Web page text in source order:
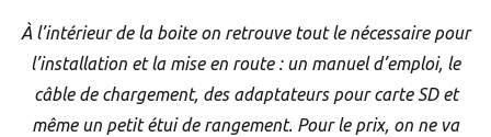
À l’intérieur de la boite on retrouve tout le nécessaire pour
l’installation et la mise en route : un manuel d’emploi, le
câble de chargement, des adaptateurs pour carte SD et
même un petit étui de rangement. Pour le prix, on ne va